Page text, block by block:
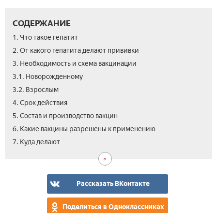
СОДЕРЖАНИЕ
1. Что такое гепатит
2. От какого гепатита делают прививки
3. Необходимость и схема вакцинации
3.1. Новорожденному
3.2. Взрослым
4. Срок действия­
5. Состав и производство вакцин
6. Какие вакцины разрешены к применению
7. Куда делают­
Рассказать ВКонтакте
Поделиться в Одноклассниках